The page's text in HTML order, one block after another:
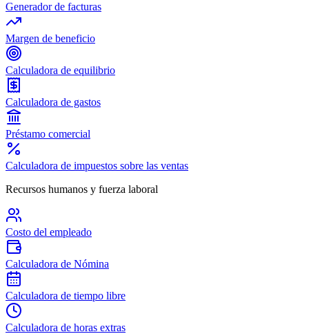
Generador de facturas
Margen de beneficio
Calculadora de equilibrio
Calculadora de gastos
Préstamo comercial
Calculadora de impuestos sobre las ventas
Recursos humanos y fuerza laboral
Costo del empleado
Calculadora de Nómina
Calculadora de tiempo libre
Calculadora de horas extras